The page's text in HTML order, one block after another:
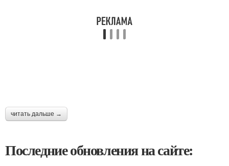
читать дальше →
Последние обновления на сайте: